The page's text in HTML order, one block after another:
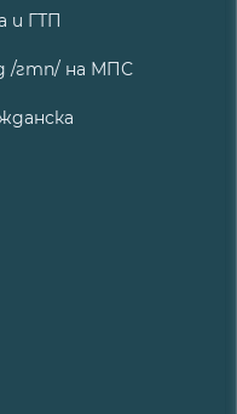
и ГТП
/гтп/ на МПС